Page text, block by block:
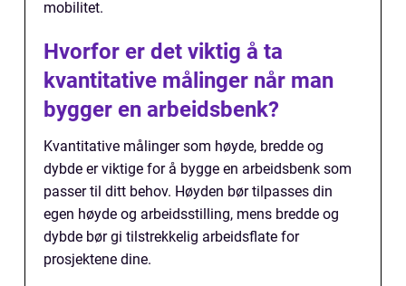
mobilitet.
Hvorfor er det viktig å ta
kvantitative målinger når man
bygger en arbeidsbenk?
Kvantitative målinger som høyde, bredde og
dybde er viktige for å bygge en arbeidsbenk som
passer til ditt behov. Høyden bør tilpasses din
egen høyde og arbeidsstilling, mens bredde og
dybde bør gi tilstrekkelig arbeidsflate for
prosjektene dine.